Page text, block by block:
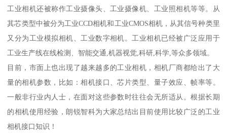
工业相机还被称作工业摄像头、工业摄像机、工业照相机等等。从
其芯类型中被分为工业CCD相机和工业CMOS相机，从其信号种类里
又分为工业模拟相机、工业数字相机。工业相机已经被广泛应用于
工业生产线在线检测、智能交通,机器视觉,科研,科学,等众多领域。
目前，市面上也出现了越来越多的工业相机，相机厂商都给出了大
量的相机参数，比如：相机接口、芯片类型、量子效应、帧率等。
一般非行业内人士，在面对这些参数时往往会无所适从。根据长期
的相机使用经验，朗锐智科为大家总结出目前使用比较广泛的工业
相机接口知识！